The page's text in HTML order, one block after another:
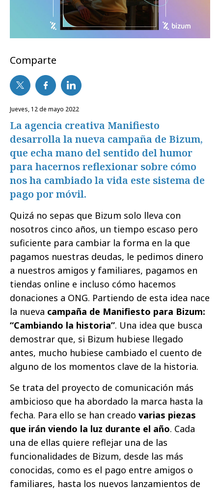
Comparte
jueves, 12 de mayo 2022
La agencia creativa Manifiesto
desarrolla la nueva campaña de Bizum,
que echa mano del sentido del humor
para hacernos reflexionar sobre cómo
nos ha cambiado la vida este sistema de
pago por móvil.
Quizá no sepas que Bizum solo lleva con
nosotros cinco años, un tiempo escaso pero
suficiente para cambiar la forma en la que
pagamos nuestras deudas, le pedimos dinero
a nuestros amigos y familiares, pagamos en
tiendas online e incluso cómo hacemos
donaciones a ONG. Partiendo de esta idea nace
la nueva campaña de Manifiesto para Bizum:
“Cambiando la historia”. Una idea que busca
demostrar que, si Bizum hubiese llegado
antes, mucho hubiese cambiado el cuento de
alguno de los momentos clave de la historia.
Se trata del proyecto de comunicación más
ambicioso que ha abordado la marca hasta la
fecha. Para ello se han creado varias piezas
que irán viendo la luz durante el año. Cada
una de ellas quiere reflejar una de las
funcionalidades de Bizum, desde las más
conocidas, como es el pago entre amigos o
familiares, hasta los nuevos lanzamientos de